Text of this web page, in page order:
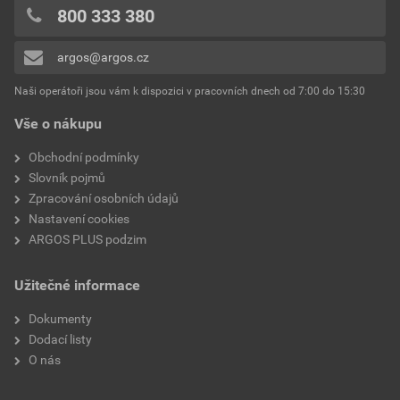
Přidávat hodnocení může pouze přihlášený uživatel.
Vše o nákupu
Obchodní podmínky
Slovník pojmů
Zpracování osobních údajů
Nastavení cookies
ARGOS PLUS podzim
Užitečné informace
Dokumenty
Dodací listy
O nás
800 333 380
argos@argos.cz
Naši operátoři jsou vám k dispozici v pracovních dnech od 7:00 do 15:30